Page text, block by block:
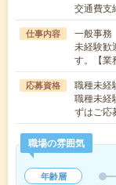
交通費支
仕事内容
一般事務
未経験歓
す。【業
応募資格
職種未経
職種未経
ずはご応
職場の雰囲気
年齢層